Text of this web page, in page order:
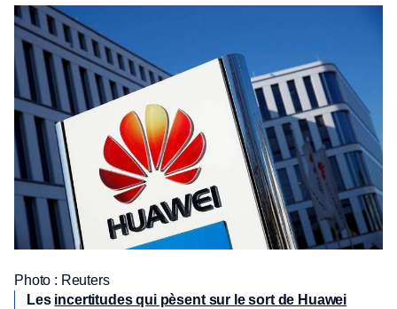
Photo : Reuters
Les incertitudes qui pèsent sur le sort de Huawei